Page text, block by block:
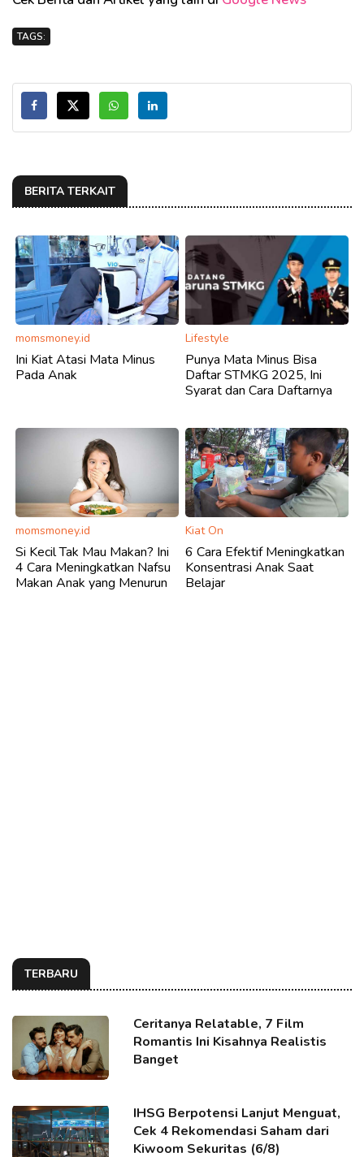
TAGS:
BERITA TERKAIT
momsmoney.id
Ini Kiat Atasi Mata Minus
Pada Anak
Lifestyle
Punya Mata Minus Bisa
Daftar STMKG 2025, Ini
Syarat dan Cara Daftarnya
momsmoney.id
Si Kecil Tak Mau Makan? Ini
4 Cara Meningkatkan Nafsu
Makan Anak yang Menurun
Kiat On
6 Cara Efektif Meningkatkan
Konsentrasi Anak Saat
Belajar
TERBARU
Ceritanya Relatable, 7 Film
Romantis Ini Kisahnya Realistis
Banget
IHSG Berpotensi Lanjut Menguat,
Cek 4 Rekomendasi Saham dari
Kiwoom Sekuritas (6/8)